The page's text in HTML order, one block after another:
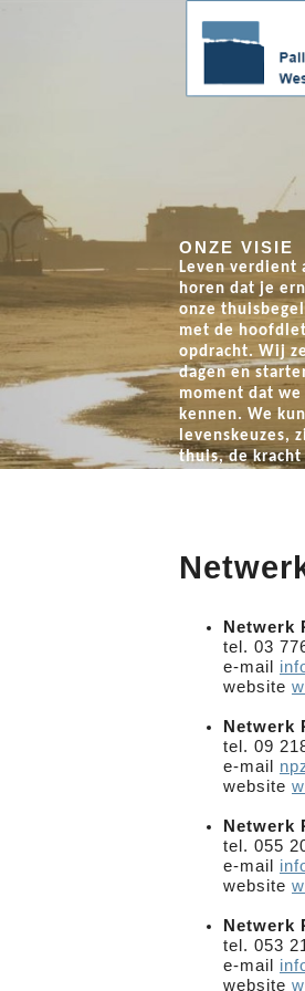
ONZE VISIE
Levenverdient
horen dat je
onze
met de
opdracht. Wij
dagen en
moment dat
kennen. We
levenskeuzes,
thuis, de
Hoop in beweging - 10/10/2026
mee, loop mee, herinner mee !
ten voordele van Palliatieve
Zorg Westhoek-Oostende
Netwerk
tel. 03
e-mail
website
Netwerk
tel. 09
e-mail
website
Netwerk
tel. 055
e-mail
website
Netwerk
tel. 053
e-mail
website